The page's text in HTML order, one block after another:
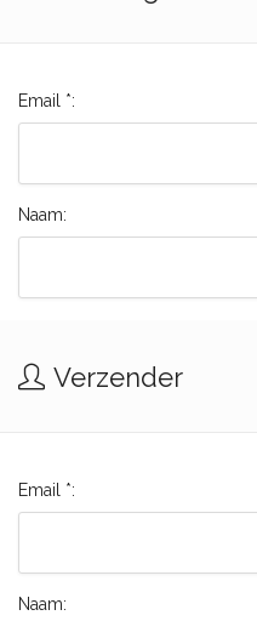
Email *:
Naam:
Verzender
Email *:
Naam: